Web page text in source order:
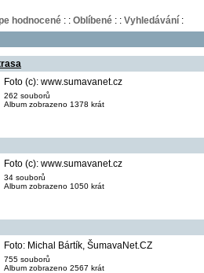
hodnocené: : Oblíbené: : Vyhledávání:
Foto (c): www.sumavanet.cz
262 souborů
Album zobrazeno 1378 krát
Foto (c): www.sumavanet.cz
34 souborů
Album zobrazeno 1050 krát
Foto: Michal Bártík, ŠumavaNet.CZ
755 souborů
Album zobrazeno 2567 krát